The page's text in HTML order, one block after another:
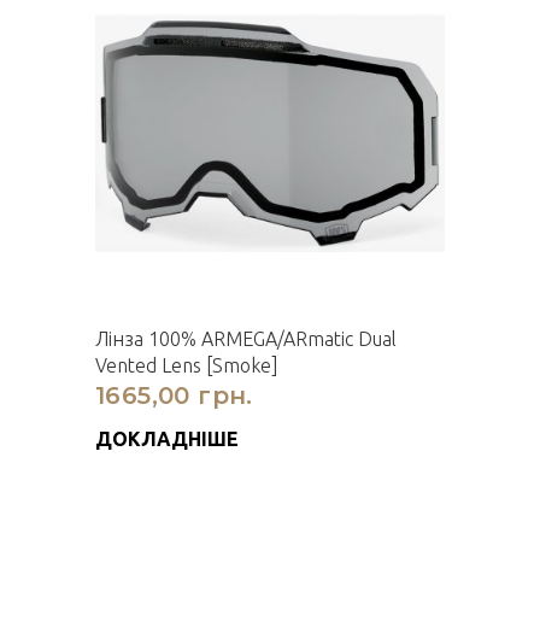
Лінза 100% ARMEGA/ARmatic Dual
Vented Lens [Smoke]
1665,00 грн.
ДОКЛАДНІШЕ